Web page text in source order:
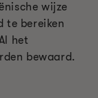
wijze
te bereiken
het
bewaard.